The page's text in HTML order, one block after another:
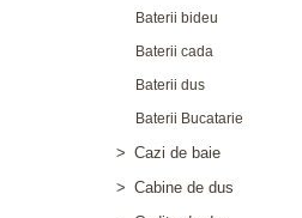
Baterii bideu
Baterii cada
Baterii dus
Baterii Bucatarie
> Cazi de baie
> Cabine de dus